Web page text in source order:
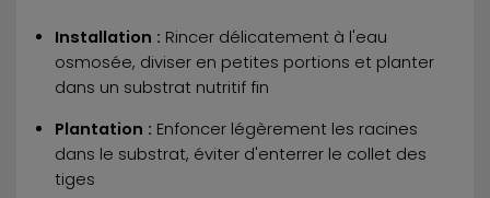
Installation : Rincer délicatement à l'eau
osmosée, diviser en petites portions et planter
dans un substrat nutritif fin
Plantation : Enfoncer légèrement les racines
dans le substrat, éviter d'enterrer le collet des
tiges